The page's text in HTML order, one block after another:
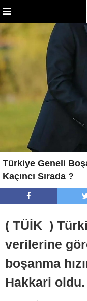
Türkiye Geneli
Kaçıncı Sırada ?
( TÜİK )
verilerine
boşanma
Hakkari oldu.